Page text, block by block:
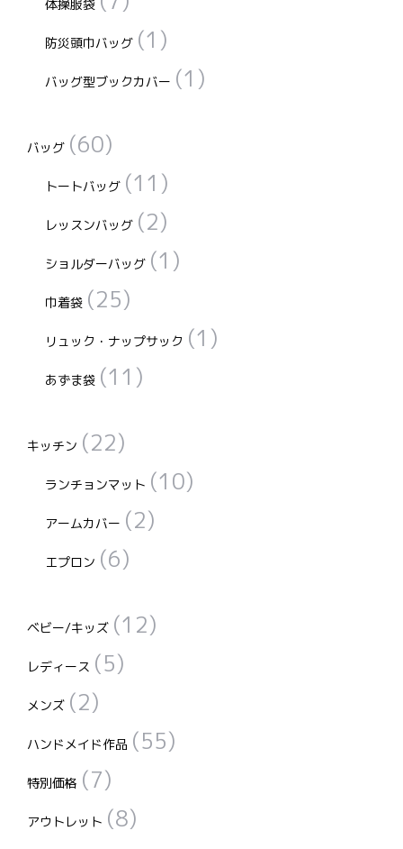
体操服袋
防災頭巾バッグ (1)
バッグ型ブックカバー (1)
バッグ (60)
トートバッグ (11)
レッスンバッグ (2)
ショルダーバッグ (1)
巾着袋 (25)
リュック・ナップサック (1)
あずま袋 (11)
キッチン (22)
ランチョンマット (10)
アームカバー (2)
エプロン (6)
ベビー/キッズ (12)
レディース (5)
メンズ (2)
ハンドメイド作品 (55)
特別価格 (7)
アウトレット (8)